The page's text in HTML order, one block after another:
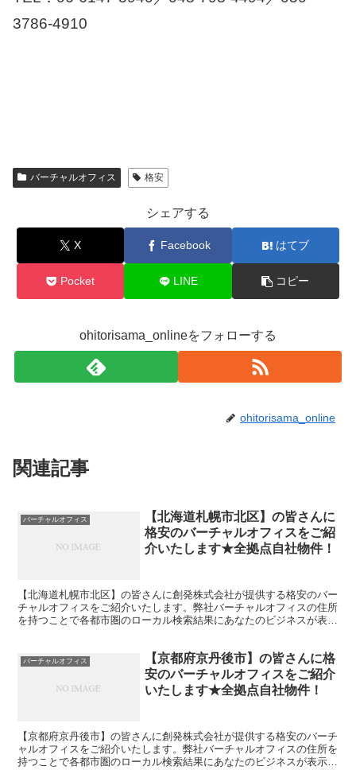
3786-4910
バーチャルオフィス 格安
シェアする
X Facebook はてブ
Pocket LINE コピー
ohitorisama_onlineをフォローする
ohitorisama_online
関連記事
バーチャルオフィス
【北海道札幌市北区】の皆さんに
格安のバーチャルオフィスをご紹
介いたします★全拠点自社物件！
【北海道札幌市北区】の皆さんに創発株式会社が提供する格安のバー
チャルオフィスをご紹介いたします。弊社バーチャルオフィスの住所
を持つことで各都市圏のローカル検索結果にあなたのビジネスが表示
バーチャルオフィス
【京都府京丹後市】の皆さんに格
安のバーチャルオフィスをご紹介
いたします★全拠点自社物件！
【京都府京丹後市】の皆さんに創発株式会社が提供する格安のバーチ
ャルオフィスをご紹介いたします。弊社バーチャルオフィスの住所を
持つことで各都市圏のローカル検索結果にあなたのビジネスが表示さ